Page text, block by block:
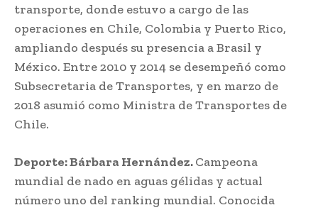
transporte, donde estuvo a cargo de las
operaciones en Chile, Colombia y Puerto Rico,
ampliando después su presencia a Brasil y
México. Entre 2010 y 2014 se desempeñó como
Subsecretaria de Transportes, y en marzo de
2018 asumió como Ministra de Transportes de
Chile.
Deporte: Bárbara Hernández.Campeona
mundial de nado en aguas gélidas y actual
número uno del ranking mundial. Conocida